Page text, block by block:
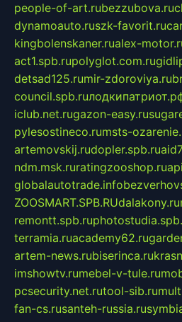
people-of-art.rubezzubova.ru
dynamoauto.ruszk-favorit.ru
kingbolenskaner.rualex-
act1.spb.rupolyglot.com.ru
detsad125.rumir-zdoroviya.ru
council.spb.ru
iclub.net.rugazon-easy.ru
pylesostineco.rumsts-
artemovskij.rudopler.spb.ru
ndm.msk.ruratingzooshop.ru
globalautotrade.info
ZOOSMART.SPB.RUdalakony.ru
remontt.spb.ru
terramia.ruacademy62.ru
artem-news.rubiserinca.ru
imshowtv.rumebel-v-tule.ru
pcsecurity.net.rutool-sib.ru
fan-cs.rusanteh-russia.ru